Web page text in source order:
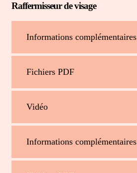
Raffermisseur de visage
Informations complémentaires
Fichiers PDF
Vidéo
Informations complémentaires